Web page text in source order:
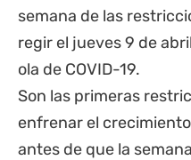
semana de las
regir el jueves 9 de
ola de COVID-19.
Son las primeras
enfrenar el
antes de que la